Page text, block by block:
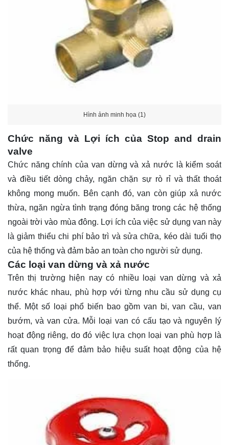
Hình ảnh minh họa (1)
Chức năng và Lợi ích của Stop and drain
valve
Chức năng chính của van dừng và xả nước là kiểm soát
và điều tiết dòng chảy, ngăn chặn sự rò rỉ và thất thoát
không mong muốn. Bên cạnh đó, van còn giúp xả nước
thừa, ngăn ngừa tình trạng đóng băng trong các hệ thống
ngoài trời vào mùa đông. Lợi ích của việc sử dụng van này
là giảm thiểu chi phí bảo trì và sửa chữa, kéo dài tuổi thọ
của hệ thống và đảm bảo an toàn cho người sử dụng.
Các loại van dừng và xả nước
Trên thị trường hiện nay có nhiều loại van dừng và xả
nước khác nhau, phù hợp với từng nhu cầu sử dụng cụ
thể. Một số loại phổ biến bao gồm van bi, van cầu, van
bướm, và van cửa. Mỗi loại van có cấu tạo và nguyên lý
hoạt động riêng, do đó việc lựa chọn loại van phù hợp là
rất quan trọng để đảm bảo hiệu suất hoạt động của hệ
thống.